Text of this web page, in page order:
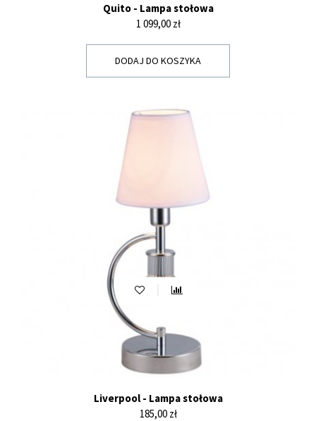
Quito - Lampa stołowa
Cena
1 099,00 zł
DODAJ DO KOSZYKA
Liverpool - Lampa stołowa
Cena
185,00 zł